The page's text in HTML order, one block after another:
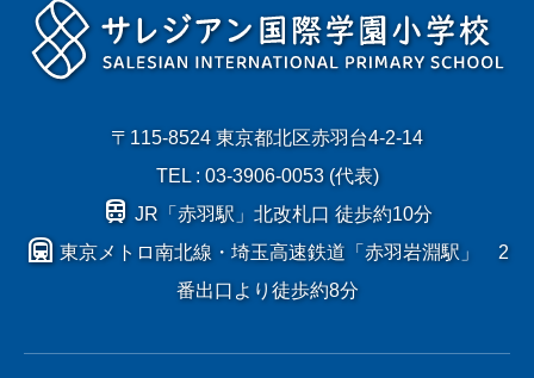
〒115-8524 東京都北区赤羽台4-2-14
TEL : 03-3906-0053 (代表)
train JR「赤羽駅」北改札口 徒歩約10分
subway 東京メトロ南北線・埼玉高速鉄道「赤羽岩淵駅」 2
番出口より徒歩約8分